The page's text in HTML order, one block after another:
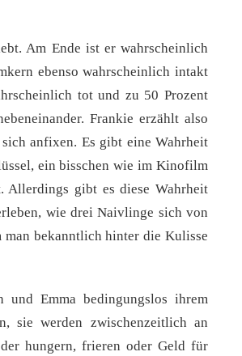
Am Ende ist er wahrscheinlich
ebenso wahrscheinlich intakt
tot und zu 50 Prozent
Frankie erzählt also
anfixen. Es gibt eine Wahrheit
ein bisschen wie im Kinofilm
Allerdings gibt es diese Wahrheit
wie drei Naivlinge sich von
man bekanntlich hinter die Kulisse
Emma bedingungslos ihrem
sie werden zwischenzeitlich an
hungern, frieren oder Geld für